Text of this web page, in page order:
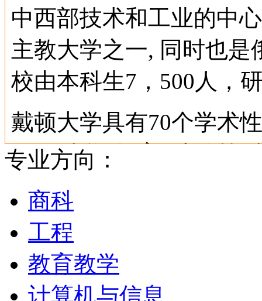
中西部技术和工业的中
主教大学之一, 同时也
校由本科生7，500人，
戴顿大学具有70个学术
工程科学, 教育, 法律等,
域大学城的功能,协助那
己领导能力的人。戴顿
评荐为国家学术级的大
一, 俄亥俄州教育部门
专业方向：
商科
工程
教育教学
计算机与信息